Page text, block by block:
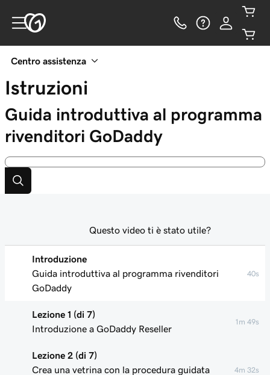
Centro assistenza
Istruzioni
Guida introduttiva al programma
rivenditori GoDaddy
Introduzione
Guida introduttiva al programma rivenditori
GoDaddy
40s
Lezione 1 (di 7)
Introduzione a GoDaddy Reseller
1m 49s
Lezione 2 (di 7)
Crea una vetrina con la procedura guidata
4m 32s
Questo video ti è stato utile?